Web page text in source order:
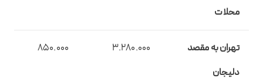
محلات
تهران به مقصد
دلیجان
3.280.000
850.000